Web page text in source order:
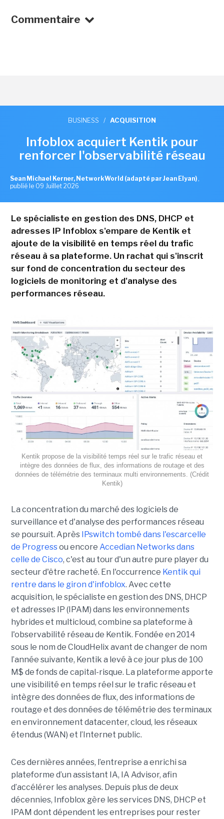
Commentaire
BUSINESS / ACQUISITION
Infoblox acquiert Kentik pour
renforcer l'observabilité réseau
Sean Michael Kerner, NetworkWorld (adapté par Jean Elyan) ,
publié le 09 Juillet 2026
Le spécialiste en gestion des DNS, DHCP et
adresses IP Infoblox s'empare de Kentik et
ajoute de la visibilité en temps réel du trafic
réseau à sa plateforme. Un rachat qui s'inscrit
sur fond de concentration du secteur des
logiciels de monitoring et d'analyse des
performances réseau.
Kentik propose de la visibilité temps réel sur le trafic réseau et
intègre des données de flux, des informations de routage et des
données de télémétrie des terminaux multi environnements. (Crédit
Kentik)
La concentration du marché des logiciels de
surveillance et d'analyse des performances réseau
se poursuit. Après IPswitch tombé dans l'escarcelle
de Progressou encore Accedian Networks dans
celle de Cisco, c'est au tour d'un autre pure player du
secteur d'être racheté. En l'occurrence Kentik qui
rentre dans le giron d'infoblox. Avec cette
acquisition, le spécialiste en gestion des DNS, DHCP
et adresses IP (IPAM) dans les environnements
hybrides et multicloud, combine sa plateforme à
l'observabilité réseau de Kentik. Fondée en 2014
sous le nom de CloudHelix avant de changer de nom
l’année suivante, Kentik a levé à ce jour plus de 100
M$ de fonds de capital-risque. La plateforme apporte
une visibilité en temps réel sur le trafic réseau et
intègre des données de flux, des informations de
routage et des données de télémétrie des terminaux
en environnement datacenter, cloud, les réseaux
étendus (WAN) et l’Internet public.
Ces dernières années, l’entreprise a enrichi sa
plateforme d’un assistant IA, IA Advisor, afin
d’accélérer les analyses. Depuis plus de deux
décennies, Infoblox gère les services DNS, DHCP et
IPAM dont dépendent les entreprises pour rester